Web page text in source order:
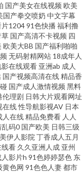
精品电 AV入口 超碰日本
导航 精品www 老司机日
院 99热色 欧美a在线 91
热官网 亚洲精品黄色网址
97福利射 日韩草草视频
肏精品 天堂网wwwaa 免
观看 蜜桃视频免费版 亚
国产美女在线视频 欧美
国产拳交喷奶 中文字幕
120491色快播 福利撸
草 国产高清不卡视频 四
欧美大BB 国产福利啪啪
无码射精网站 18成年人
在线观看 亚洲ab 成人
国产视频高清在线精品香
国产成人激情视频 黑料
伦理剧 日韩大片观看网址
在线性导航影视AV 日本
人在线精品免费看 人人
码0 国产欧美 日韩三级
伊人影院 丁香成人五月
线看 久久亚洲人成 亚州
人影片h 91色婷婷瑟色 东
黄色网 91色色人妻都市